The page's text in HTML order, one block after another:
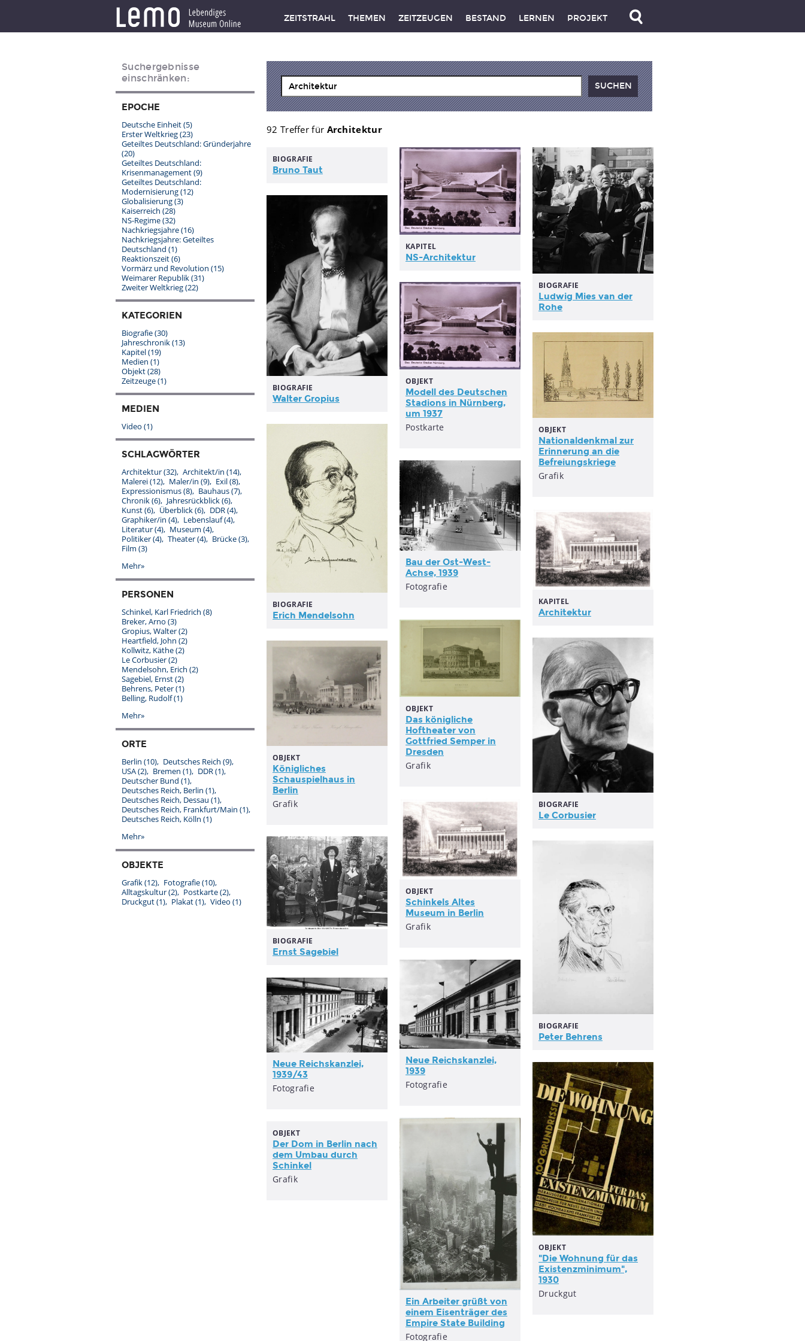
ZEITSTRAHL THEMEN ZEITZEUGEN BESTAND LERNEN PROJEKT
92 Treffer für Architektur
BIOGRAFIE
Bruno Taut
KAPITEL
NS-Architektur
BIOGRAFIE
Ludwig Mies van der
Rohe
BIOGRAFIE
Walter Gropius
OBJEKT
Modell des Deutschen
Stadions in Nürnberg,
um 1937
Postkarte OBJEKT
Nationaldenkmal zur
Erinnerung an die
Befreiungskriege
Grafik
BIOGRAFIE
Erich Mendelsohn
Bau der Ost-West-
Achse, 1939
Fotografie
KAPITEL
Architektur
OBJEKT
Das königliche
Hoftheater von
Gottfried Semper in
Dresden
Grafik
BIOGRAFIE
Le Corbusier
OBJEKT
Königliches
Schauspielhaus in
Berlin
Grafik
OBJEKT
Schinkels Altes
Museum in Berlin
Grafik
BIOGRAFIE
Ernst Sagebiel
BIOGRAFIE
Peter Behrens
Neue Reichskanzlei,
1939
Fotografie
Neue Reichskanzlei,
1939/43
Fotografie
OBJEKT
"Die Wohnung für das
Existenzminimum",
1930
Druckgut
Ein Arbeiter grüßt von
einem Eisenträger des
Empire State Building
Fotografie
OBJEKT
Der Dom in Berlin nach
dem Umbau durch
Schinkel
Grafik
Suchergebnisse
einschränken:
EPOCHE
Deutsche Einheit(5)
Erster Weltkrieg(23)
Geteiltes Deutschland: Gründerjahre
(20)
Geteiltes Deutschland:
Krisenmanagement(9)
Geteiltes Deutschland:
Modernisierung(12)
Globalisierung(3)
Kaiserreich (28)
NS-Regime(32)
Nachkriegsjahre(16)
Nachkriegsjahre: Geteiltes
Deutschland (1)
Reaktionszeit(6)
Vormärz und Revolution (15)
Weimarer Republik(31)
Zweiter Weltkrieg(22)
KATEGORIEN
Biografie(30)
Jahreschronik(13)
Kapitel(19)
Medien (1)
Objekt(28)
Zeitzeuge(1)
MEDIEN
Video (1)
SCHLAGWÖRTER
Architektur(32) Architekt/in (14)
Malerei(12) Maler/in (9) Exil(8)
Expressionismus(8) Bauhaus(7)
Chronik(6) Jahresrückblick(6)
Kunst(6) Überblick(6) DDR(4)
Graphiker/in (4) Lebenslauf(4)
Literatur(4) Museum (4)
Politiker(4) Theater(4) Brücke(3)
Film (3)
Mehr»
PERSONEN
Schinkel, Karl Friedrich (8)
Breker, Arno (3)
Gropius, Walter(2)
Heartfield, John (2)
Kollwitz, Käthe(2)
Le Corbusier(2)
Mendelsohn, Erich (2)
Sagebiel, Ernst(2)
Behrens, Peter(1)
Belling, Rudolf(1)
Mehr»
ORTE
Berlin (10) Deutsches Reich (9)
USA(2) Bremen (1) DDR(1)
Deutscher Bund (1)
Deutsches Reich, Berlin (1)
Deutsches Reich, Dessau (1)
Deutsches Reich, Frankfurt/Main (1)
Deutsches Reich, Kölln (1)
Mehr»
OBJEKTE
Grafik(12) Fotografie(10)
Alltagskultur(2) Postkarte(2)
Druckgut(1) Plakat(1) Video (1)